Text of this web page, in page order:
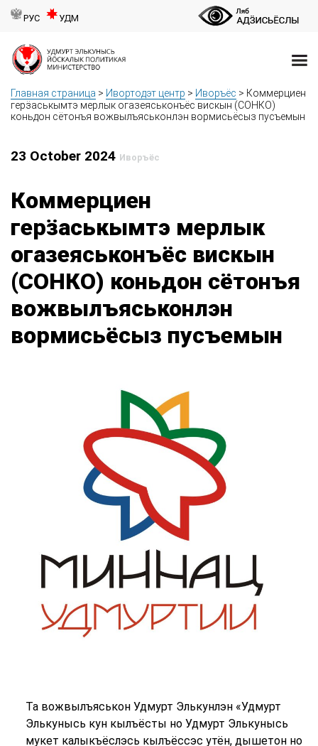
РУС УДМ
Главная страница > Ивортодэт центр > Иворъёс > Коммерциен
герӟаськымтэ мерлык огазеяськонъёс вискын (СОНКО)
коньдон сётонъя вожвылъяськонлэн вормисьёсыз пусъемын
23 October 2024 Иворъёс
Коммерциен
герӟаськымтэ мерлык
огазеяськонъёс вискын
(СОНКО) коньдон сётонъя
вожвылъяськонлэн
вормисьёсыз пусъемын
Та вожвылъяськон Удмурт Элькунлэн «Удмурт
Элькунысь кун кылъёсты но Удмурт Элькунысь
мукет калыкъёслэсь кылъёссэс утён, дышетон но